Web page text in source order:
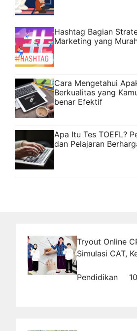
Hashtag Bagian
Marketing yang
Cara Mengetahui
Berkualitas yang
benar Efektif
Apa Itu Tes TOEFL?
dan Pelajaran
Tryout Online
Simulasi CAT,
Pendidikan